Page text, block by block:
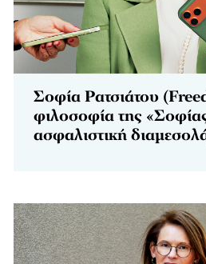
Σοφία Ρατσιάτου
φιλοσοφία της
ασφαλιστική